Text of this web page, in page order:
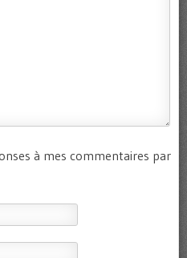
à mes commentaires par